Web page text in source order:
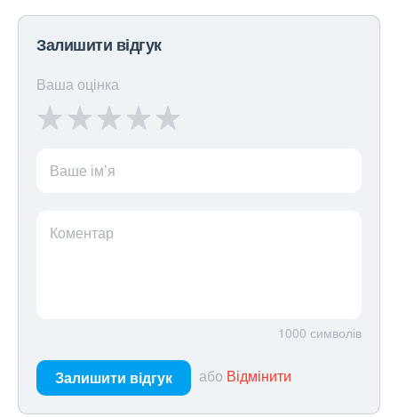
Залишити відгук
Ваша оцінка
Ваше ім’я
Коментар
1000 символів
Залишити відгук або Відмінити